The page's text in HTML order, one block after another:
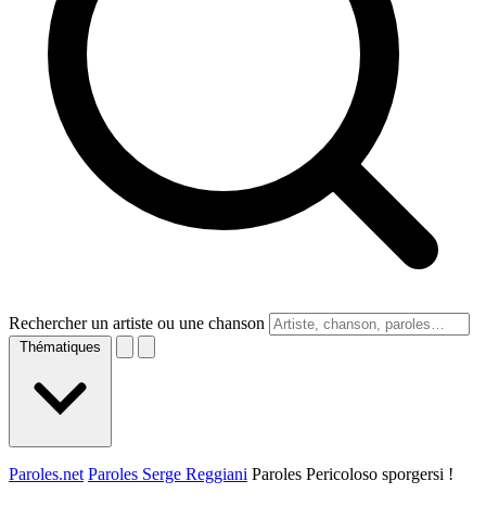
Rechercher un artiste ou une chanson
Thématiques
Paroles.net Paroles Serge Reggiani Paroles Pericoloso sporgersi !